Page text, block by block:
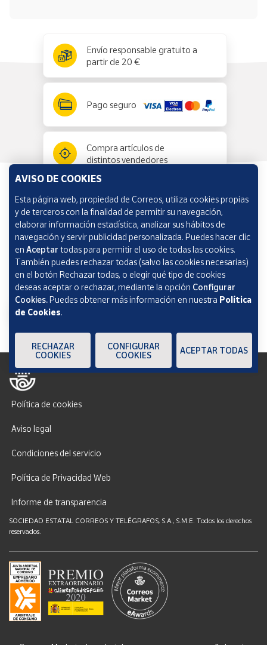
Envío responsable gratuito a
partir de 20 €
Pago seguro
Compra artículos de
distintos vendedores
Información y ayuda
Correos Market
Política de cookies
Aviso legal
Condiciones del servicio
Política de Privacidad Web
Informe de transparencia
SOCIEDAD ESTATAL CORREOS Y TELÉGRAFOS, S.A., S.M.E. Todos los derechos
reservados.
AVISO DE COOKIES
Esta página web, propiedad de Correos, utiliza cookies propias
y de terceros con la finalidad de permitir su navegación,
elaborar información estadística, analizar sus hábitos de
navegación y servir publicidad personalizada. Puedes hacer clic
en Aceptar todas para permitir el uso de todas las cookies.
También puedes rechazar todas (salvo las cookies necesarias)
en el botón Rechazar todas, o elegir qué tipo de cookies
deseas aceptar o rechazar, mediante la opción Configurar
Cookies.Puedes obtener más información en nuestra Política
de Cookies.
RECHAZAR
COOKIES
CONFIGURAR
COOKIES
ACEPTAR TODAS